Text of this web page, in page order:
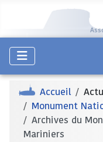
Accueil
Monument
Archives du
Mariniers